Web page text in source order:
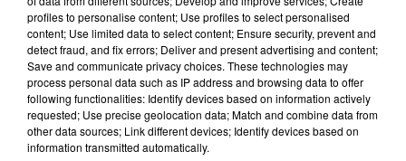
profiles to personalise content; Use profiles to select personalised
content; Use limited data to select content; Ensure security, prevent and
detect fraud, and fix errors; Deliver and present advertising and content;
Save and communicate privacy choices. These technologies may
process personal data such as IP address and browsing data to offer
following functionalities: Identify devices based on information actively
requested; Use precise geolocation data; Match and combine data from
other data sources; Link different devices; Identify devices based on
information transmitted automatically.